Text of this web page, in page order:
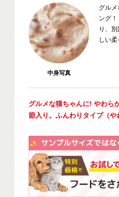
中身写真
グル
ング
り、
しい柔
グルメな猫ちゃんに! やわら
節入り。ふんわりタイプ（や